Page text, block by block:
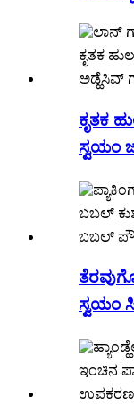
ಕೃತಕ
ಸ್ವಯಂ
ಸ್ವಯಂ